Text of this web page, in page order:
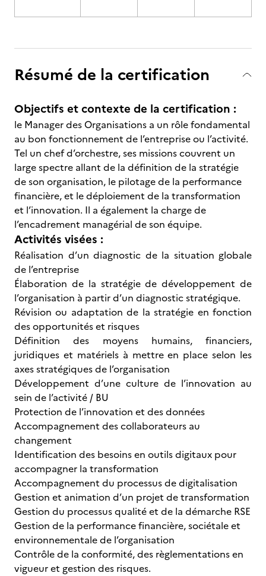
Résumé de la certification
Objectifs et contexte de la certification :
le Manager des Organisations a un rôle fondamental
au bon fonctionnement de l’entreprise ou l’activité.
Tel un chef d’orchestre, ses missions couvrent un
large spectre allant de la définition de la stratégie
de son organisation, le pilotage de la performance
financière, et le déploiement de la transformation
et l’innovation. Il a également la charge de
l’encadrement managérial de son équipe.
Activités visées :
Réalisation d’un diagnostic de la situation globale
de l’entreprise
Élaboration de la stratégie de développement de
l’organisation à partir d’un diagnostic stratégique.
Révision ou adaptation de la stratégie en fonction
des opportunités et risques
Définition des moyens humains, financiers,
juridiques et matériels à mettre en place selon les
axes stratégiques de l’organisation
Développement d’une culture de l’innovation au
sein de l’activité / BU
Protection de l’innovation et des données
Accompagnement des collaborateurs au
changement
Identification des besoins en outils digitaux pour
accompagner la transformation
Accompagnement du processus de digitalisation
Gestion et animation d’un projet de transformation
Gestion du processus qualité et de la démarche RSE
Gestion de la performance financière, sociétale et
environnementale de l’organisation
Contrôle de la conformité, des règlementations en
vigueur et gestion des risques.